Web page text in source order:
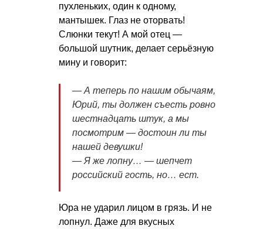
пухленьких, один к одному,
мантышек. Глаз не оторвать!
Слюнки текут! А мой отец —
большой шутник, делает серьёзную
мину и говорит:
— А теперь по нашим обычаям,
Юрий, ты должен съесть ровно
шестнадцать штук, а мы
посмотрим — достоин ли ты
нашей девушки!
— Я же лопну… — шепчет
российский гость, но… ест.
Юра не ударил лицом в грязь. И не
лопнул. Даже для вкусных